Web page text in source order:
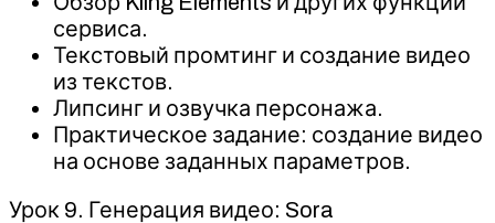
сервиса.
Текстовый промтинг и создание видео
из текстов.
Липсинг и озвучка персонажа.
Практическое задание: создание видео
на основе заданных параметров.
Урок 9. Генерация видео: Sora